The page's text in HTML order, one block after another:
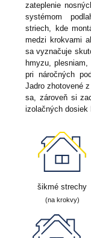
zateplenie
systémom
striech, kde
medzi krokvami
sa vyznačuje
hmyzu,
pri náročných
Jadro zhotovené z
sa, zároveň si
izolačných dosiek
šikmé strechy
(na krokvy)